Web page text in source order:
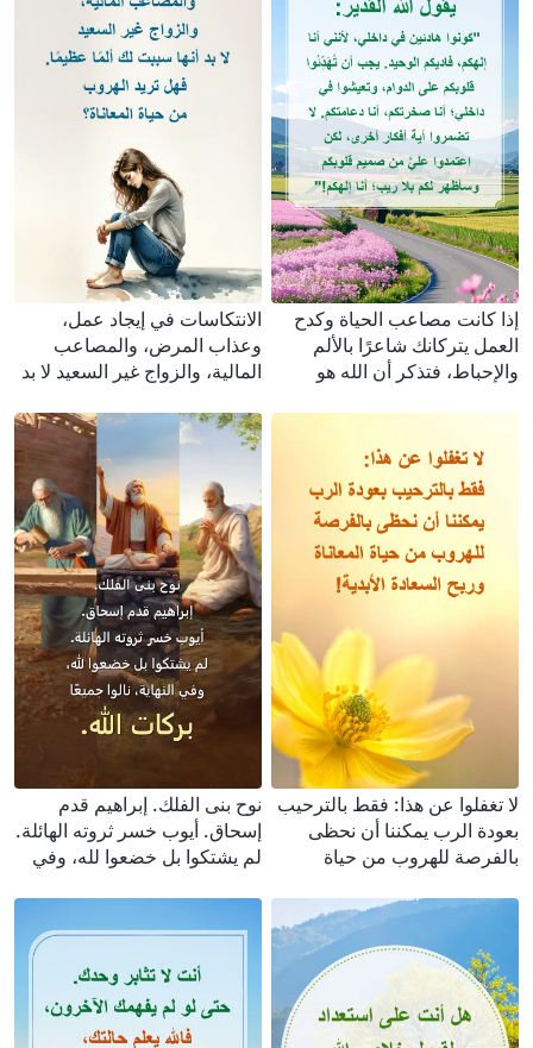
إذا كانت مصاعب الحياة وكدح
العمل يتركانك شاعرًا بالألم
والإحباط، فتذكر أن الله هو
الانتكاسات في إيجاد عمل،
وعذاب المرض، والمصاعب
المالية، والزواج غير السعيد لا بد
تريد الهروب من حياة المعاناة؟
لا تغفلوا عن هذا: فقط بالترحيب
بعودة الرب يمكننا أن نحظى
بالفرصة للهروب من حياة
نوح بنى الفلك. إبراهيم قدم
إسحاق. أيوب خسر ثروته الهائلة.
لم يشتكوا بل خضعوا لله، وفي